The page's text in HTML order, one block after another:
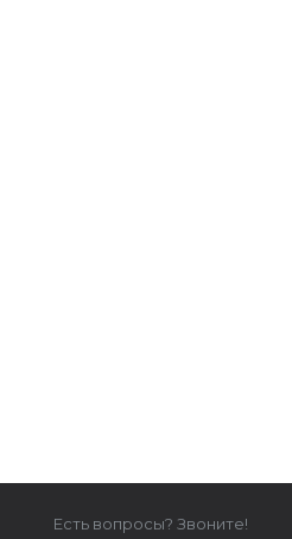
Есть вопросы? Звоните!